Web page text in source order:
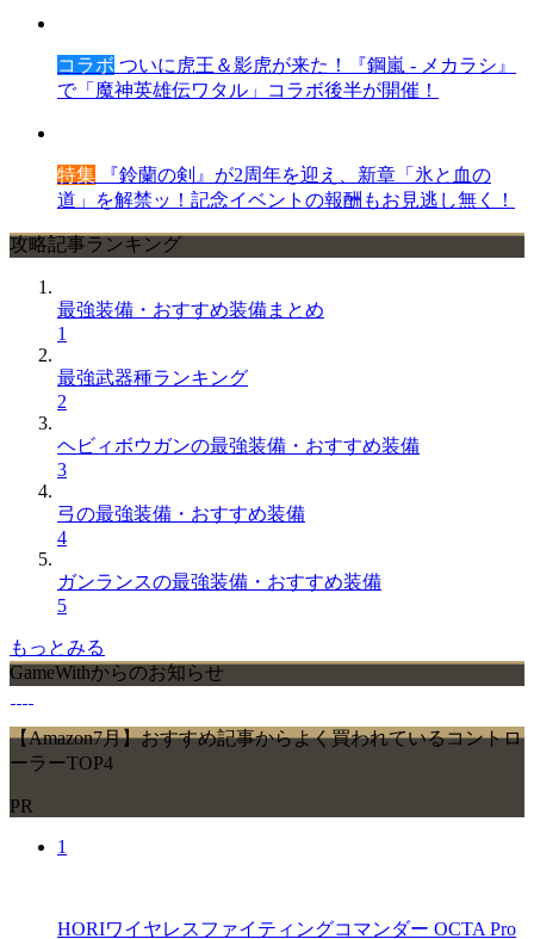
コラボ ついに虎王＆影虎が来た！『鋼嵐 - メカラシ』
で「魔神英雄伝ワタル」コラボ後半が開催！
特集 『鈴蘭の剣』が2周年を迎え、新章「氷と血の
道」を解禁ッ！記念イベントの報酬もお見逃し無く！
攻略記事ランキング
最強装備・おすすめ装備まとめ
1
最強武器種ランキング
2
ヘビィボウガンの最強装備・おすすめ装備
3
弓の最強装備・おすすめ装備
4
ガンランスの最強装備・おすすめ装備
5
もっとみる
GameWithからのお知らせ
【Amazon7月】おすすめ記事からよく買われているコントロ
ーラーTOP4
PR
1
HORIワイヤレスファイティングコマンダー OCTA Pro